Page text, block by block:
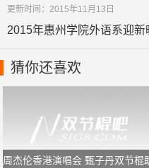
更新时间：2015年11月13日
2015年惠州学院外语系迎新
猜你还喜欢
周杰伦香港演唱会 甄子丹双节棍